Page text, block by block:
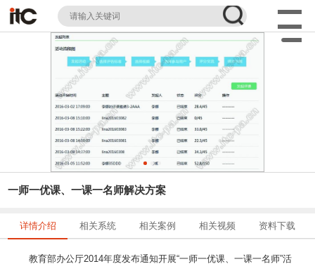
一师一优课、一课一名师解决方案
详情介绍 相关系统 相关案例 相关视频 资料下载
教育部办公厅2014年度发布通知开展“一师一优课、一课一名师”活